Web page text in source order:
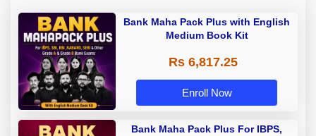
Bank Maha Pack Plus with English
Medium Book Kit
Rs 6,817.25
Enroll Now
Bank Maha Pack Plus For IBPS,